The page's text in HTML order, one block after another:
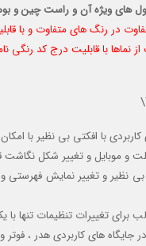
های ویژه آن و راست چین و
نماها با قابلیت درج کد رنگی
کاربردی با افکتی بی نظیر با
و موبایل و تغییر شکل نگاشت
نظیر و تغییر نمایش
برای تغییرات تنظیمات تنها
جایگاه های کاربردی هدر ،